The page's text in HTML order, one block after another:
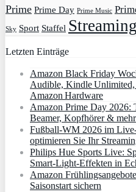
Prime Prime Day Prime Music
Sky Sport Staffel Streaming
Letzten Einträge
Amazon Black Friday
Audible, Kindle Unlimited,
Amazon Hardware
Amazon Prime Day 2026:
Beamer, Kopfhörer & mehr
Fußball-WM 2026 im
optimieren Sie Ihr
Philips Hue Sports Live:
Smart‑Light‑Effekten in
Amazon
Saisonstart sichern